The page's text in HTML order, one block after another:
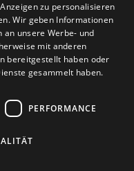
Retoure
zu personalisieren
Wir geben Informationen
an unsere Werbe- und
mit anderen
bereitgestellt haben oder
gesammelt haben.
PERFORMANCE